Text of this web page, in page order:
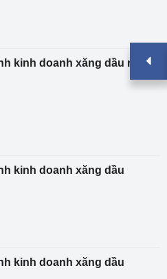
kinh doanh xăng dầu ngày
kinh doanh xăng dầu
kinh doanh xăng dầu